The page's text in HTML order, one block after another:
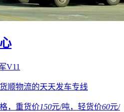
V11
顺物流的天天发车专线
，重货价150元/吨，轻货价60元/